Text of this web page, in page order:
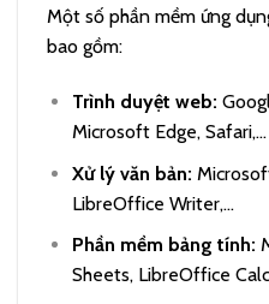
Một số phần mềm ứng
bao gồm:
Trình duyệt web:
Microsoft Edge, Safari,…
Xử lý văn bản:
LibreOffice Writer,…
Phần mềm bảng tính:
Sheets, LibreOffice